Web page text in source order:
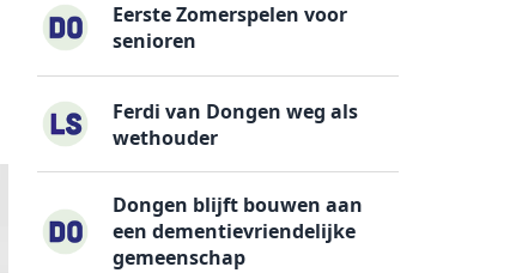
Eerste Zomerspelen voor
senioren
Ferdi van Dongen weg als
wethouder
Dongen blijft bouwen aan
een dementievriendelijke
gemeenschap